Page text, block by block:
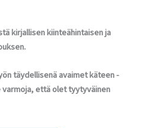
kirjallisen kiinteähintaisen ja
täydellisenä avaimet käteen -
varmoja, että olet tyytyväinen